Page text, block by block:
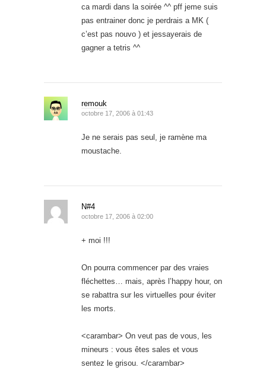
ca mardi dans la soirée ^^ pff jeme suis
pas entrainer donc je perdrais a MK (
c’est pas nouvo ) et jessayerais de
gagner a tetris ^^
remouk
octobre 17, 2006 à 01:43
Je ne serais pas seul, je ramène ma
moustache.
N#4
octobre 17, 2006 à 02:00
+ moi !!!
On pourra commencer par des vraies
fléchettes… mais, après l’happy hour, on
se rabattra sur les virtuelles pour éviter
les morts.
<carambar> On veut pas de vous, les
mineurs : vous êtes sales et vous
sentez le grisou. </carambar>